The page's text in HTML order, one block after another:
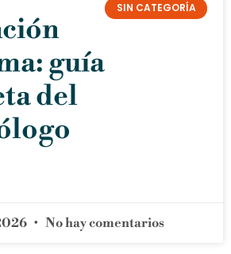
SIN CATEGORÍA
guía
del
No hay comentarios